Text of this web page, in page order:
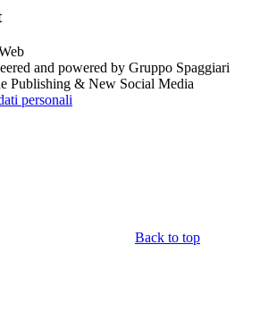
and powered by Gruppo Spaggiari
Publishing & New Social Media
personali
Back to top